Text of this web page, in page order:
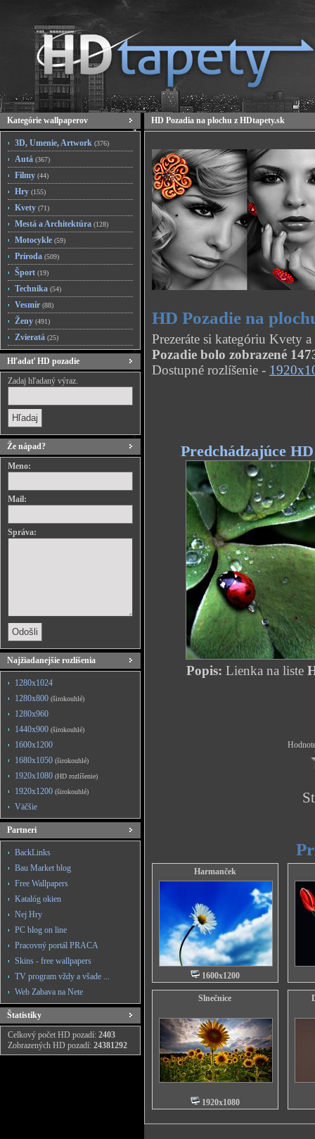
Kategórie wallpaperov
3D, Umenie, Artwork (376)
Autá (367)
Filmy (44)
Hry (155)
Kvety (71)
Mestá a Architektúra (128)
Motocykle (59)
Príroda (509)
Šport (19)
Technika (54)
Vesmír (88)
Ženy (491)
Zvieratá (25)
Hľadať HD pozadie
Zadaj hľadaný výraz.
Že nápad?
Meno:
Mail:
Správa:
Najžiadanejšie rozlíšenia
1280x1024
1280x800 (širokouhlé)
1280x960
1440x900 (širokouhlé)
1600x1200
1680x1050 (širokouhlé)
1920x1080 (HD rozlíšenie)
1920x1200 (širokouhlé)
Väčšie
Partneri
BackLinks
Bau Market blog
Free Wallpapers
Katalóg okien
Nej Hry
PC blog on line
Pracovný portál PRACA
Skins - free wallpapers
TV program vždy a všade ...
Web Zabava na Nete
Štatistiky
Celkový počet HD pozadí: 2403
Zobrazených HD pozadí: 24381292
HD Pozadia na plochu z HDtapety.sk
HD Pozadie na
Prezeráte si kategóriu Kvety
Pozadie bolo zobrazené
Dostupné rozlíšenie -
Predchádzajúce
Popis: Lienka na liste
Harmanček
1600x1200
Slnečnice
1920x1080